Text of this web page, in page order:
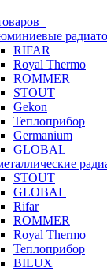
RIFAR
Royal Thermo
ROMMER
STOUT
Gekon
Теплоприбор
Germanium
GLOBAL
STOUT
GLOBAL
Rifar
ROMMER
Royal Thermo
Теплоприбор
BILUX